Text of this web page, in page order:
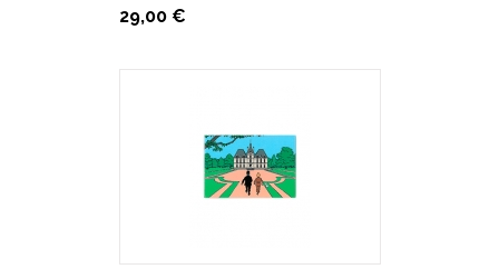
29,00 €